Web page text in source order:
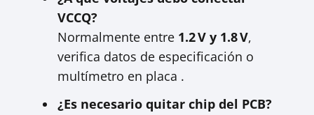
VCCQ?
Normalmente entre 1.2 V y 1.8 V,
verifica datos de especificación o
multímetro en placa .
¿Es necesario quitar chip del PCB?